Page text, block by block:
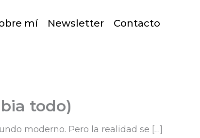
mí Newsletter Contacto
todo)
moderno. Pero la realidad se […]